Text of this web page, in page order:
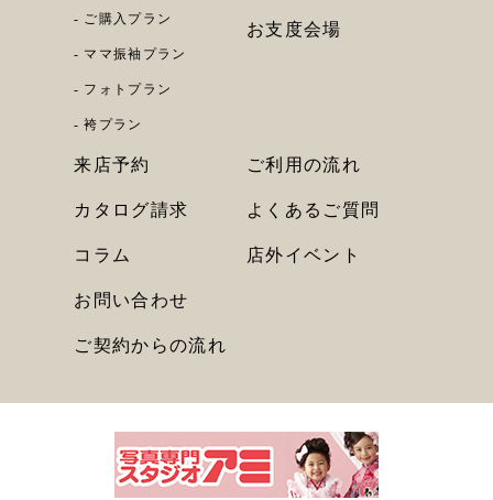
ご購入プラン
ママ振袖プラン
フォトプラン
袴プラン
お支度会場
来店予約
カタログ請求
コラム
お問い合わせ
ご契約からの流れ
ご利用の流れ
よくあるご質問
店外イベント